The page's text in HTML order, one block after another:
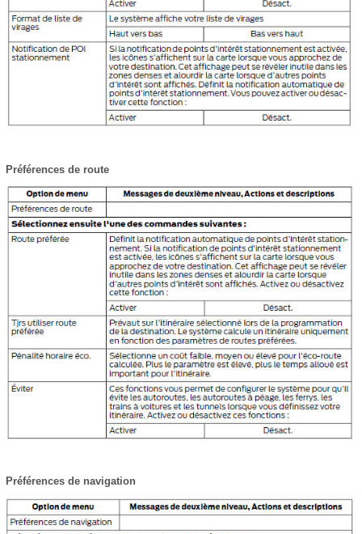
Préférences de route
Préférences de navigation